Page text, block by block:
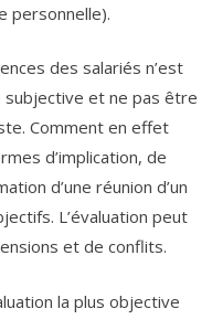
personnelle).
des salariés n’est
et ne pas être
Comment en effet
d’implication, de
d’une réunion d’un
L’évaluation peut
et de conflits.
la plus objective